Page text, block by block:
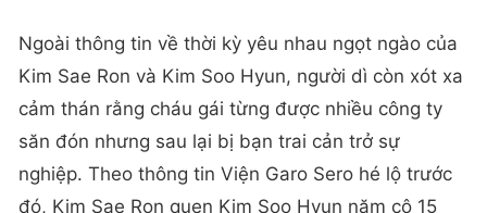
Ngoài thông tin về thời kỳ yêu nhau ngọt ngào của
Kim Sae Ron và Kim Soo Hyun, người dì còn xót xa
cảm thán rằng cháu gái từng được nhiều công ty
săn đón nhưng sau lại bị bạn trai cản trở sự
nghiệp. Theo thông tin Viện Garo Sero hé lộ trước
đó, Kim Sae Ron quen Kim Soo Hyun năm cô 15